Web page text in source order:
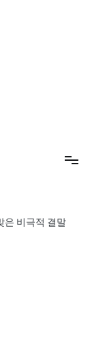
은 비극적 결말